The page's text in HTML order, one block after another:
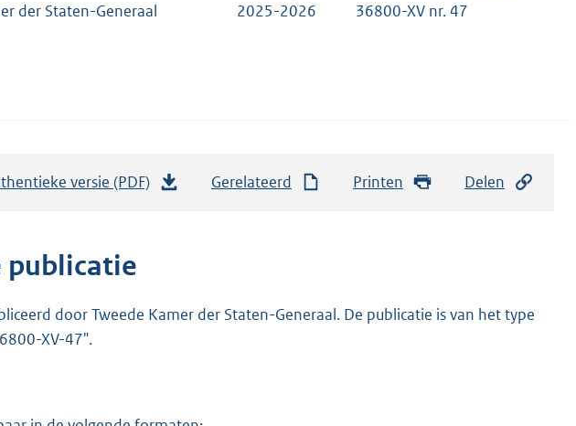
der Staten-Generaal 2025-2026 36800-XV nr. 47
versie (PDF)
n
Gerelateerd Printen Delen
publicatie
door Tweede Kamer der Staten-Generaal. De publicatie is van het type
XV-47".